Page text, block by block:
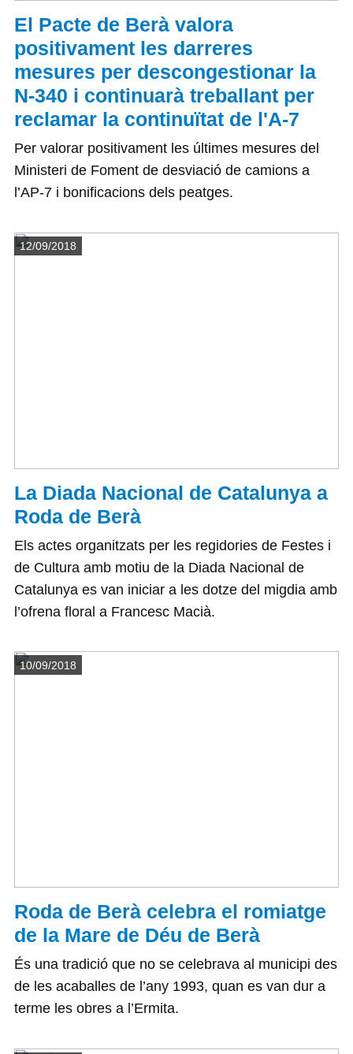
El Pacte de Berà valora
positivament les darreres
mesures per descongestionar la
N-340 i continuarà treballant per
reclamar la continuïtat de l'A-7
Per valorar positivament les últimes mesures del
Ministeri de Foment de desviació de camions a
l’AP-7 i bonificacions dels peatges.
La Diada Nacional de Catalunya a
Roda de Berà
Detalls
12/09/2018
Els actes organitzats per les regidories de Festes i
de Cultura amb motiu de la Diada Nacional de
Catalunya es van iniciar a les dotze del migdia amb
l’ofrena floral a Francesc Macià.
Roda de Berà celebra el romiatge
de la Mare de Déu de Berà
Detalls
10/09/2018
És una tradició que no se celebrava al municipi des
de les acaballes de l’any 1993, quan es van dur a
terme les obres a l’Ermita.